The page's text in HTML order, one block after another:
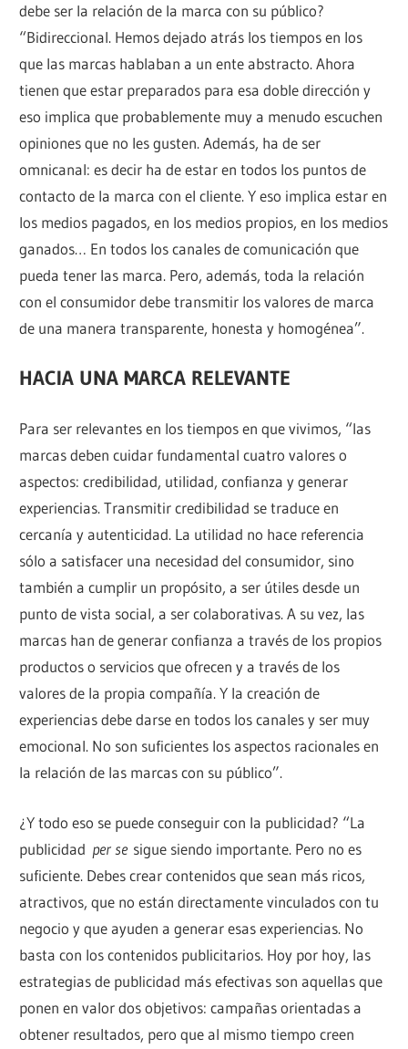
debe ser la relación de la marca con su público?
“Bidireccional. Hemos dejado atrás los tiempos en los
que las marcas hablaban a un ente abstracto. Ahora
tienen que estar preparados para esa doble dirección y
eso implica que probablemente muy a menudo escuchen
opiniones que no les gusten. Además, ha de ser
omnicanal: es decir ha de estar en todos los puntos de
contacto de la marca con el cliente. Y eso implica estar en
los medios pagados, en los medios propios, en los medios
ganados… En todos los canales de comunicación que
pueda tener las marca. Pero, además, toda la relación
con el consumidor debe transmitir los valores de marca
de una manera transparente, honesta y homogénea”.
HACIA UNA MARCA RELEVANTE
Para ser relevantes en los tiempos en que vivimos, “las
marcas deben cuidar fundamental cuatro valores o
aspectos: credibilidad, utilidad, confianza y generar
experiencias. Transmitir credibilidad se traduce en
cercanía y autenticidad. La utilidad no hace referencia
sólo a satisfacer una necesidad del consumidor, sino
también a cumplir un propósito, a ser útiles desde un
punto de vista social, a ser colaborativas. A su vez, las
marcas han de generar confianza a través de los propios
productos o servicios que ofrecen y a través de los
valores de la propia compañía. Y la creación de
experiencias debe darse en todos los canales y ser muy
emocional. No son suficientes los aspectos racionales en
la relación de las marcas con su público”.
¿Y todo eso se puede conseguir con la publicidad? “La
publicidad per se sigue siendo importante. Pero no es
suficiente. Debes crear contenidos que sean más ricos,
atractivos, que no están directamente vinculados con tu
negocio y que ayuden a generar esas experiencias. No
basta con los contenidos publicitarios. Hoy por hoy, las
estrategias de publicidad más efectivas son aquellas que
ponen en valor dos objetivos: campañas orientadas a
obtener resultados, pero que al mismo tiempo creen